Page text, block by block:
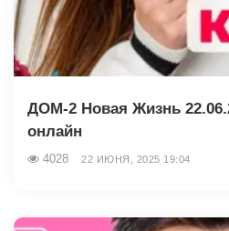
ДОМ-2 Новая Жизнь
онлайн
4028 22 ИЮНЯ, 2025 19:04